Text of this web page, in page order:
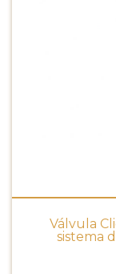
Válvula
sistema